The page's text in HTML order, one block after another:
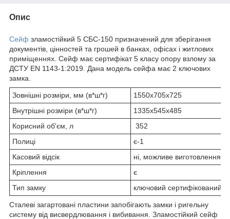
Опис
Сейф зламостійкий 5 СБС-150 призначений для зберігання
документів, цінностей та грошей в банках, офісах і житлових
приміщеннях. Сейф має сертифікат 5 класу опору взлому за
ДСТУ EN 1143-1:2019. Дана модель сейфа має 2 ключових
замка.
Зовнішні розміри, мм (в*ш*г)
1550х705х725
Внутрішні розміри (в*ш*г)
1335х545х485
Корисний об'єм, л
352
Полиці
є-1
Касовий відсік
ні, можливе виготовлення
Кріплення
є
Тип замку
ключовий сертифікований
Сталеві загартовані пластини запобігають замки і ригельну
систему від висвердлювання і вибивання. Зламостійкий сейф